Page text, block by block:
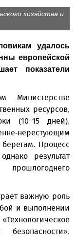
хозяйства и
удалось
европейской
показатели
Министерстве
ресурсов,
(10–15 дней),
нерестующим
Процесс
результат
важную роль
и выполнении
безопасности»,